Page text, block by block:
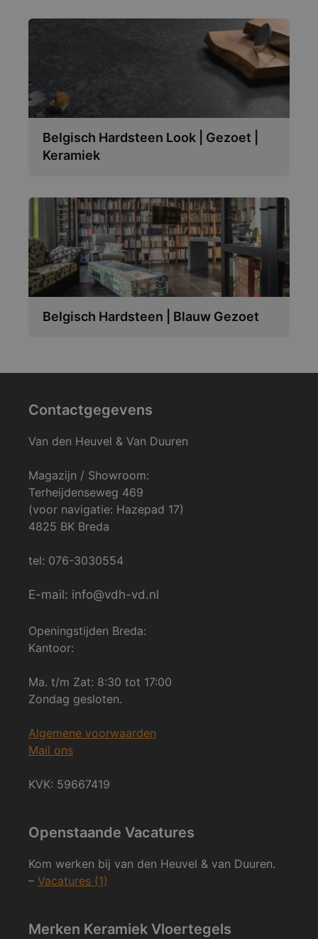
Belgisch Hardsteen Look | Gezoet |
Keramiek
Belgisch Hardsteen | Blauw Gezoet
Contactgegevens
Van den Heuvel & Van Duuren
Magazijn / Showroom:
Terheijdenseweg 469
(voor navigatie: Hazepad 17)
4825 BK Breda
tel: 076-3030554
E-mail: info@vdh-vd.nl
Openingstijden Breda:
Kantoor:
Ma. t/m Zat: 8:30 tot 17:00
Zondag gesloten.
Algemene voorwaarden
Mail ons
KVK: 59667419
Openstaande Vacatures
Kom werken bij van den Heuvel & van Duuren.
– Vacatures (1)
Merken Keramiek Vloertegels